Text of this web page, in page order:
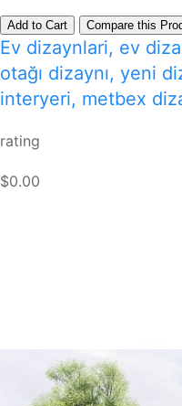
Add to Cart Compare this
Ev dizaynlari, ev
otağı dizaynı, yeni
interyeri, metbex
rating
$0.00